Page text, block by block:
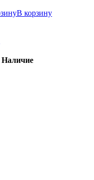
В корзину
Наличие